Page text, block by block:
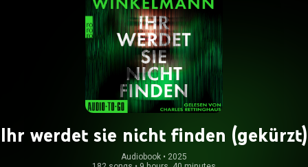
Ihr werdet sie nicht finden (gekürzt)
Audiobook • 2025